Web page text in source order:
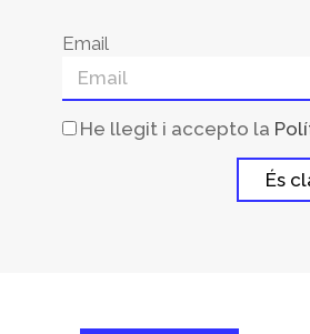
Email
He llegit i accepto la
És